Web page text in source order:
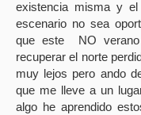
existencia misma y
escenario no sea
que este
NO
recuperar el norte
muy lejos pero ando
que me lleve a un
algo he aprendido